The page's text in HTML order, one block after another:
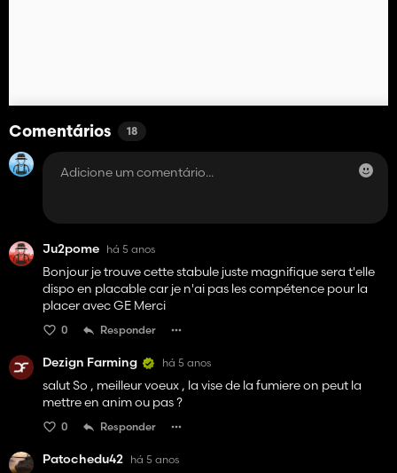
Comentários 18
Ju2pome há 5 anos
Bonjour je trouve cette stabule juste magnifique sera t'elle
dispo en placable car je n'ai pas les compétence pour la
placer avec GE Merci
0 Responder
Dezign Farming há 5 anos
salut So , meilleur voeux , la vise de la fumiere on peut la
mettre en anim ou pas ?
0 Responder
Patochedu42 há 5 anos